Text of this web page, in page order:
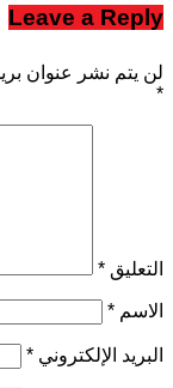
Leave a Reply
لن يتم نشر عنوان
*
التعليق *
الاسم *
البريد الإلكتروني *